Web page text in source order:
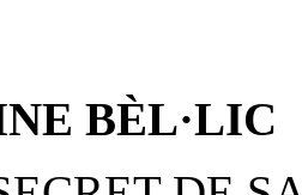
BÈL·LIC